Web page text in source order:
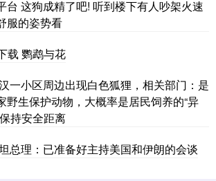
台 这狗成精了吧! 听到楼下有人吵架火速
服的姿势看
载 鹦鹉与花
一小区周边出现白色狐狸，相关部门：是
野生保护动物，大概率是居民饲养的“异
持安全距离
总理：已准备好主持美国和伊朗的会谈